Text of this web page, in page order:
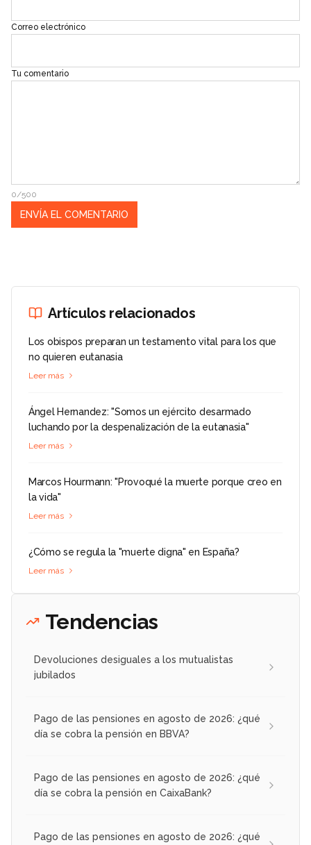
Correo electrónico
Tu comentario
0/500
Artículos relacionados
Los obispos preparan un testamento vital para los que
no quieren eutanasia
Leer más
Ángel Hernandez: "Somos un ejército desarmado
luchando por la despenalización de la eutanasia"
Leer más
Marcos Hourmann: "Provoqué la muerte porque creo en
la vida"
Leer más
¿Cómo se regula la "muerte digna" en España?
Leer más
Tendencias
Devoluciones desiguales a los mutualistas
jubilados
Pago de las pensiones en agosto de 2026: ¿qué
día se cobra la pensión en BBVA?
Pago de las pensiones en agosto de 2026: ¿qué
día se cobra la pensión en CaixaBank?
Pago de las pensiones en agosto de 2026: ¿qué